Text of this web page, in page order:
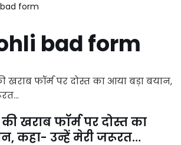
form
bad form
खराब फॉर्म पर दोस्त का
कहा- उन्हें मेरी जरूरत…